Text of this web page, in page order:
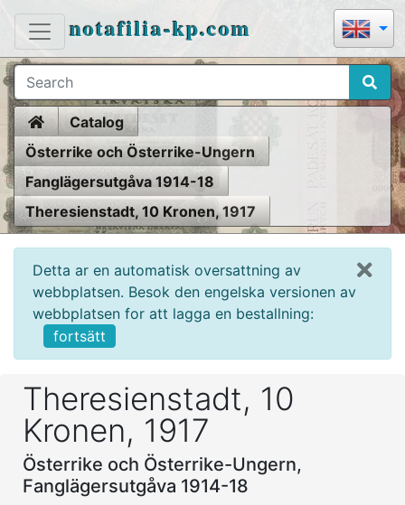
notafilia-kp.com
HomeCatalog
Österrike och Österrike-Ungern
Fanglägersutgåva 1914-18
Theresienstadt, 10 Kronen, 1917
Detta ar en automatisk oversattning av
webbplatsen. Besok den engelska versionen av
webbplatsen for att lagga en bestallning:
fortsätt
Theresienstadt, 10
Kronen, 1917
Österrike och Österrike-Ungern,
Fanglägersutgåva 1914-18